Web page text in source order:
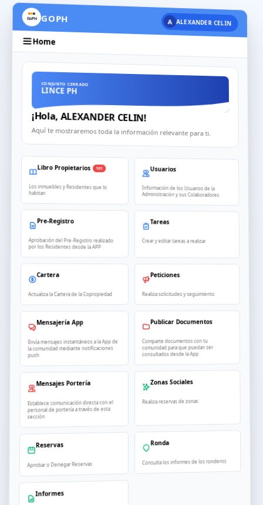
GoPH GOPH A ALEXANDER CELIN
Home
CONJUNTO CERRADO
LINCE PH
¡Hola, ALEXANDER CELIN!
Aquí te mostraremos toda la información relevante para ti.
Libro Propietarios 101
Los inmuebles y Residentes que lo
habitan
Usuarios
Información de los Usuarios de la
Administración y sus Colaboradores
Pre-Registro
Aprobación del Pre-Registro realizado
por los Residentes desde la APP
Tareas
Crear y editar tareas a realizar
Cartera
Actualiza la Cartera de la Copropiedad
Peticiones
Realiza solicitudes y seguimiento
Mensajería App
Envía mensajes instantáneos a la App de
la comunidad mediante notificaciones
push
Publicar Documentos
Comparte documentos con tu
comunidad para que puedan ser
consultados desde la App
Mensajes Portería
Establece comunicación directa con el
personal de portería a través de esta
sección
Zonas Sociales
Realiza reservas de zonas
Reservas
Aprobar o Denegar Reservas
Ronda
Consulta los informes de los ronderos
Informes